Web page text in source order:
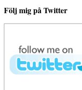
Följ mig på Twitter